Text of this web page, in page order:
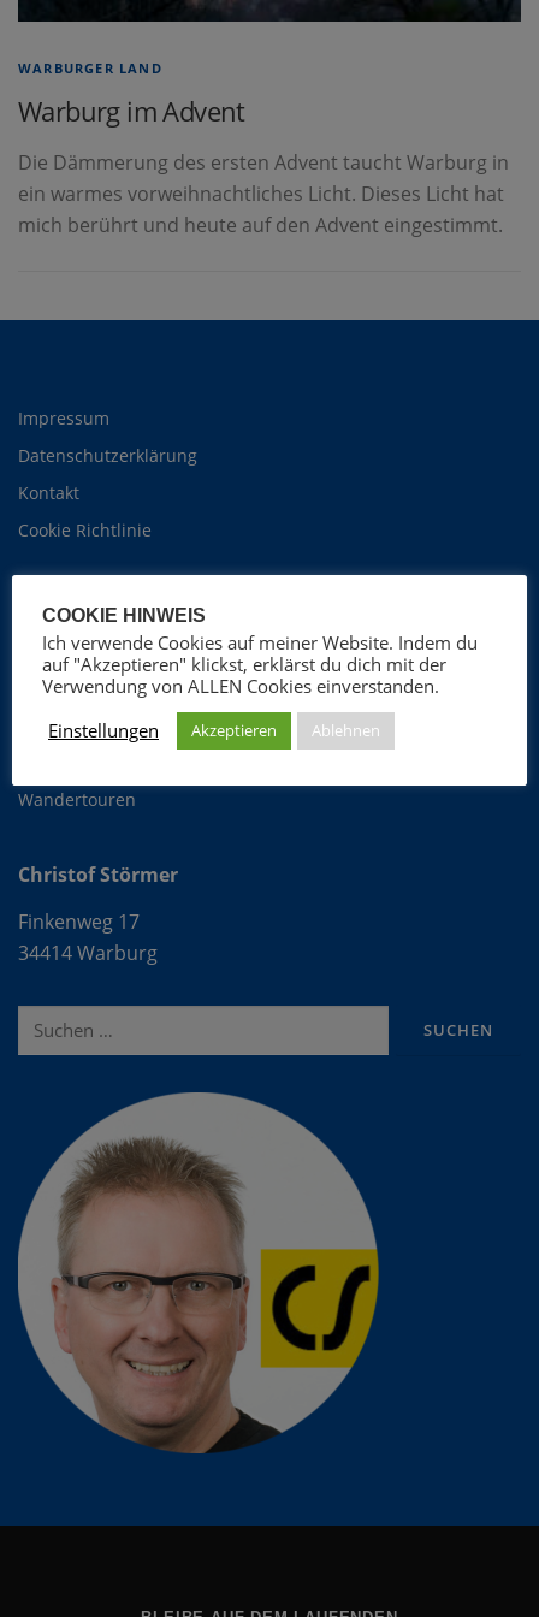
WARBURGER LAND
Warburg im Advent
Die Dämmerung des ersten Advent taucht Warburg in
ein warmes vorweihnachtliches Licht. Dieses Licht hat
mich berührt und heute auf den Advent eingestimmt.
Impressum
Datenschutzerklärung
Kontakt
Cookie Richtlinie
Christof Störmer
Foto-Blog
ProGospel Chor
Fotografie
Wandertouren
Christof Störmer
Finkenweg 17
34414 Warburg
Suche
COOKIE HINWEIS
Ich verwende Cookies auf meiner Website. Indem du
auf "Akzeptieren" klickst, erklärst du dich mit der
Verwendung von ALLEN Cookies einverstanden.
Einstellungen
Akzeptieren Ablehnen